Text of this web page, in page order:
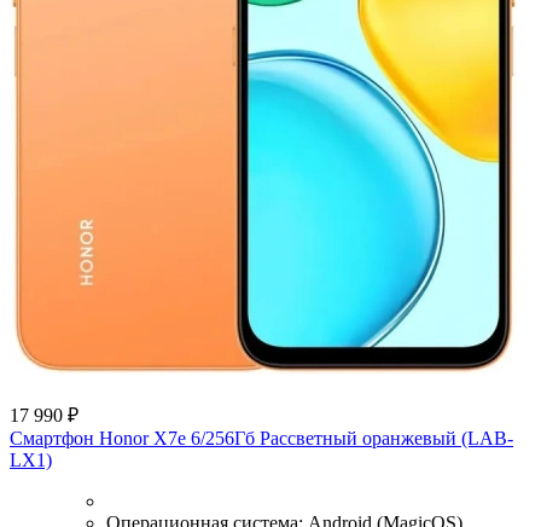
17 990 ₽
Смартфон Honor X7e 6/256Гб Рассветный оранжевый (LAB-
LX1)